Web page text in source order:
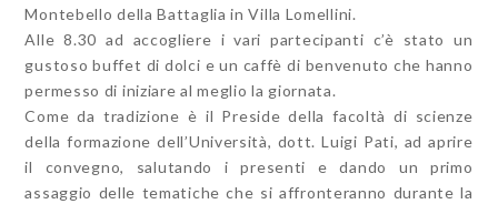
Montebello della Battaglia in Villa Lomellini.
Alle 8.30 ad accogliere i vari partecipanti c’è stato un
gustoso buffet di dolci e un caffè di benvenuto che hanno
permesso di iniziare al meglio la giornata.
Come da tradizione è il Preside della facoltà di scienze
della formazione dell’Università, dott. Luigi Pati, ad aprire
il convegno, salutando i presenti e dando un primo
assaggio delle tematiche che si affronteranno durante la